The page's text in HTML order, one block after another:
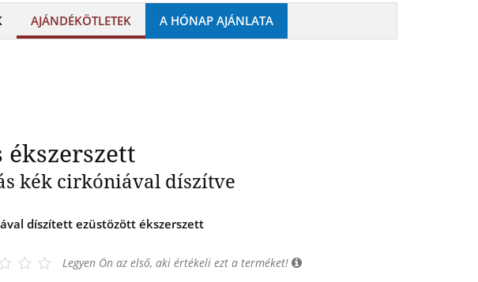
AJÁNDÉKÖTLETEK A HÓNAP AJÁNLATA
kék cirkóniával díszítve
díszített ezüstözött ékszerszett
Legyen Ön az első, aki értékeli ezt a terméket!